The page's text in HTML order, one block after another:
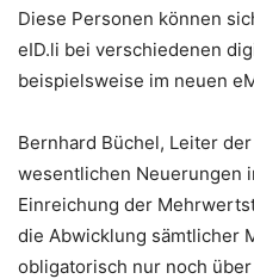
Diese Personen können
eID.li bei verschiedenen
beispielsweise im neuen
Bernhard Büchel, Leiter
wesentlichen Neuerungen
Einreichung der
die Abwicklung sämtlicher
obligatorisch nur noch